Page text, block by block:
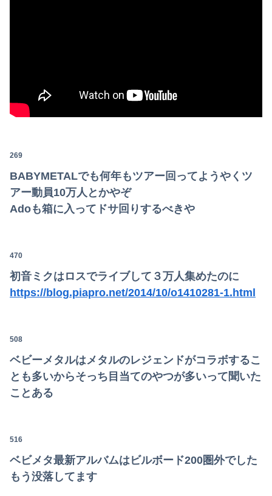
269
BABYMETALでも何年もツアー回ってようやくツ
アー動員10万人とかやぞ
Adoも箱に入ってドサ回りするべきや
470
初音ミクはロスでライブして３万人集めたのに
https://blog.piapro.net/2014/10/o1410281-1.html
508
ベビーメタルはメタルのレジェンドがコラボするこ
とも多いからそっち目当てのやつが多いって聞いた
ことある
516
ベビメタ最新アルバムはビルボード200圏外でした
もう没落してます